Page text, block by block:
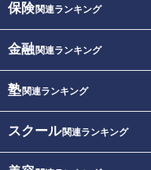
保険関連ランキング
金融関連ランキング
塾関連ランキング
スクール関連ランキング